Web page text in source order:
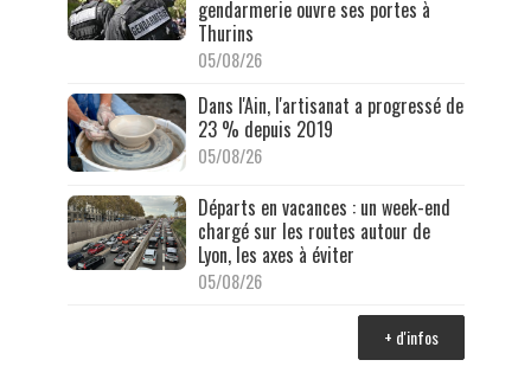
gendarmerie ouvre ses portes à
Thurins
05/08/26
Dans l'Ain, l'artisanat a progressé de
23 % depuis 2019
05/08/26
Départs en vacances : un week-end
chargé sur les routes autour de
Lyon, les axes à éviter
05/08/26
+ d'infos